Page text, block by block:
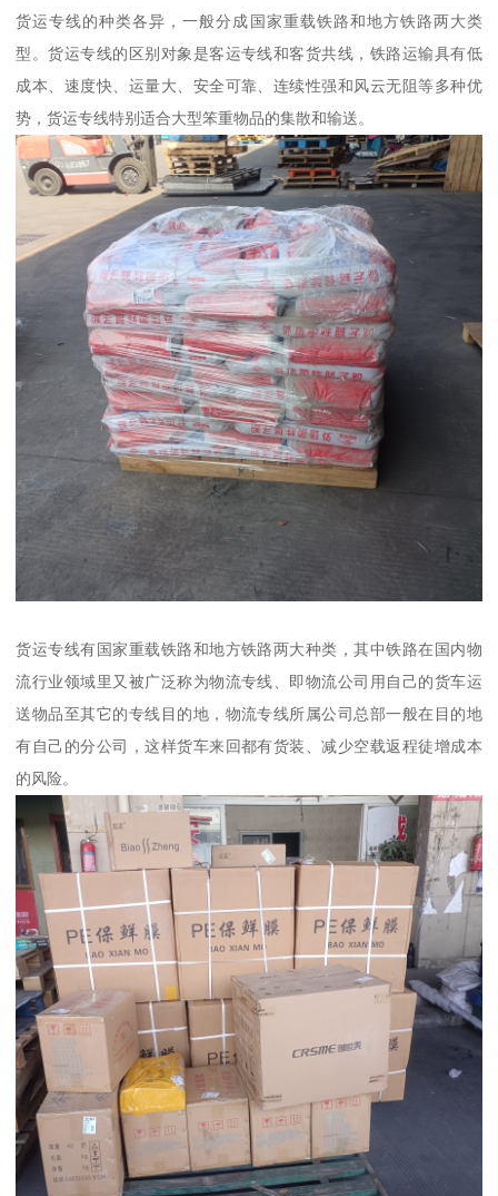
货运专线的种类各异，一般分成国家重载铁路和地方铁路两大类
型。货运专线的区别对象是客运专线和客货共线，铁路运输具有低
成本、速度快、运量大、安全可靠、连续性强和风云无阻等多种优
势，货运专线特别适合大型笨重物品的集散和输送。
货运专线有国家重载铁路和地方铁路两大种类，其中铁路在国内物
流行业领域里又被广泛称为物流专线、即物流公司用自己的货车运
送物品至其它的专线目的地，物流专线所属公司总部一般在目的地
有自己的分公司，这样货车来回都有货装、减少空载返程徒增成本
的风险。